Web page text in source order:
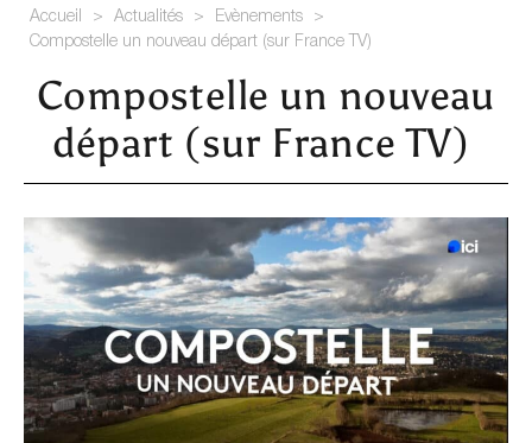
Accueil > Actualités > Evènements
>
Compostelle un nouveau départ (sur France TV)
Compostelle un nouveau
départ (sur France TV)